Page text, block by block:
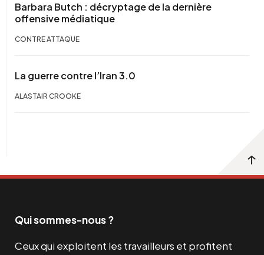
Barbara Butch : décryptage de la dernière
offensive médiatique
CONTRE ATTAQUE
La guerre contre l’Iran 3.0
ALASTAIR CROOKE
Qui sommes-nous ?
Ceux qui exploitent les travailleurs et profitent